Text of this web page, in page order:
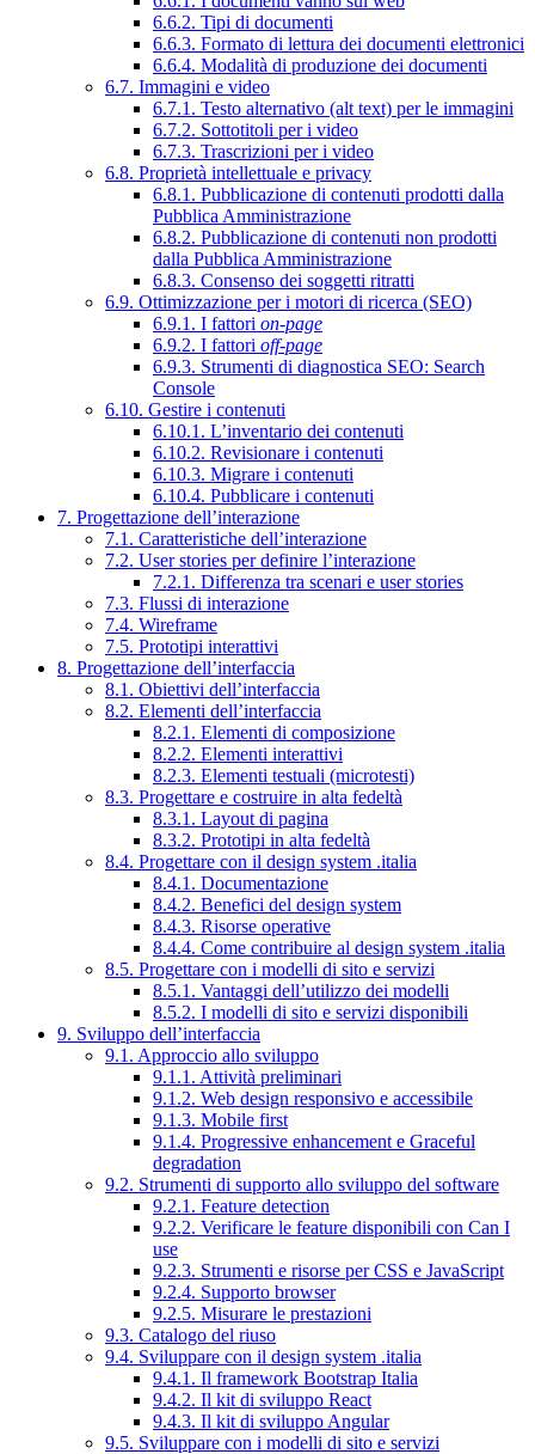
6.6.2. Tipi di documenti
6.6.3. Formato di lettura dei documenti elettronici
6.6.4. Modalità di produzione dei documenti
6.7. Immagini e video
6.7.1. Testo alternativo (alt text) per le immagini
6.7.2. Sottotitoli per i video
6.7.3. Trascrizioni per i video
6.8. Proprietà intellettuale e privacy
6.8.1. Pubblicazione di contenuti prodotti dalla
Pubblica Amministrazione
6.8.2. Pubblicazione di contenuti non prodotti
dalla Pubblica Amministrazione
6.8.3. Consenso dei soggetti ritratti
6.9. Ottimizzazione per i motori di ricerca (SEO)
6.9.1. I fattori on-page
6.9.2. I fattori off-page
6.9.3. Strumenti di diagnostica SEO: Search
Console
6.10. Gestire i contenuti
6.10.1. L’inventario dei contenuti
6.10.2. Revisionare i contenuti
6.10.3. Migrare i contenuti
6.10.4. Pubblicare i contenuti
7. Progettazione dell’interazione
7.1. Caratteristiche dell’interazione
7.2. User stories per definire l’interazione
7.2.1. Differenza tra scenari e user stories
7.3. Flussi di interazione
7.4. Wireframe
7.5. Prototipi interattivi
8. Progettazione dell’interfaccia
8.1. Obiettivi dell’interfaccia
8.2. Elementi dell’interfaccia
8.2.1. Elementi di composizione
8.2.2. Elementi interattivi
8.2.3. Elementi testuali (microtesti)
8.3. Progettare e costruire in alta fedeltà
8.3.1. Layout di pagina
8.3.2. Prototipi in alta fedeltà
8.4. Progettare con il design system .italia
8.4.1. Documentazione
8.4.2. Benefici del design system
8.4.3. Risorse operative
8.4.4. Come contribuire al design system .italia
8.5. Progettare con i modelli di sito e servizi
8.5.1. Vantaggi dell’utilizzo dei modelli
8.5.2. I modelli di sito e servizi disponibili
9. Sviluppo dell’interfaccia
9.1. Approccio allo sviluppo
9.1.1. Attività preliminari
9.1.2. Web design responsivo e accessibile
9.1.3. Mobile first
9.1.4. Progressive enhancement e Graceful
degradation
9.2. Strumenti di supporto allo sviluppo del software
9.2.1. Feature detection
9.2.2. Verificare le feature disponibili con Can I
use
9.2.3. Strumenti e risorse per CSS e JavaScript
9.2.4. Supporto browser
9.2.5. Misurare le prestazioni
9.3. Catalogo del riuso
9.4. Sviluppare con il design system .italia
9.4.1. Il framework Bootstrap Italia
9.4.2. Il kit di sviluppo React
9.4.3. Il kit di sviluppo Angular
9.5. Sviluppare con i modelli di sito e servizi